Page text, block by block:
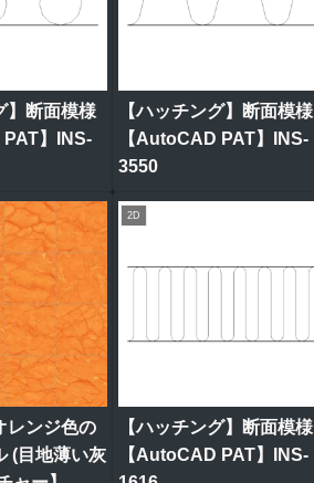
】断面模様
PAT】INS-
【ハッチング】断面模様
【AutoCAD PAT】INS-
3550
レンジ色の
(目地薄い灰
2D
【ハッチング】断面模様
【AutoCAD PAT】INS-